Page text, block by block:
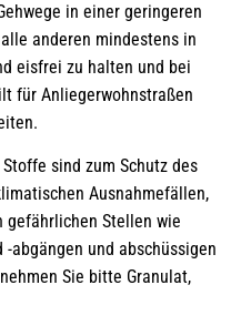
in einer geringeren
anderen mindestens in
eisfrei zu halten und bei
für Anliegerwohnstraßen
sind zum Schutz des
Ausnahmefällen,
gefährlichen Stellen wie
-abgängen und abschüssigen
Sie bitte Granulat,